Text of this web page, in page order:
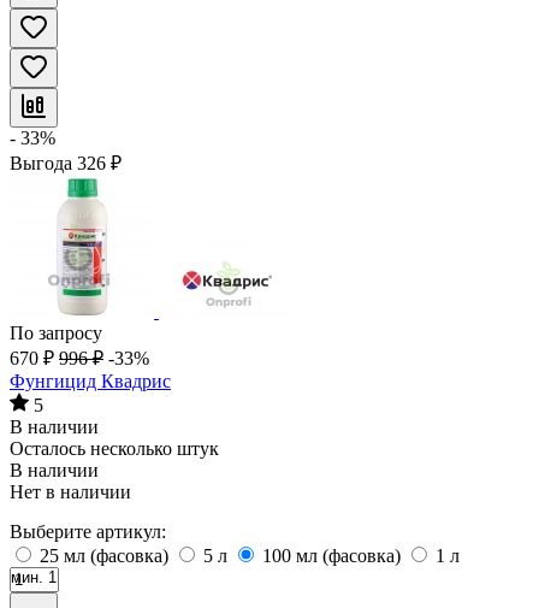
- 33%
Выгода 326 ₽
По запросу
670 ₽ 996 ₽ -33%
Фунгицид Квадрис
5
В наличии
Осталось несколько штук
В наличии
Нет в наличии
Выберите артикул:
25 мл (фасовка)
5 л 100 мл (фасовка) 1 л
мин. 1